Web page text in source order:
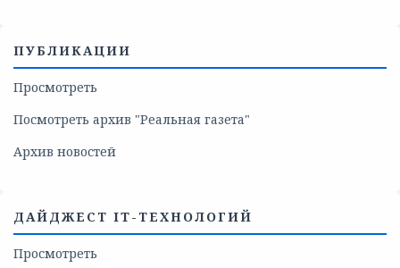
ПУБЛИКАЦИИ
Просмотреть
Посмотреть архив "Реальная газета"
Архив новостей
ДАЙДЖЕСТ IT-ТЕХНОЛОГИЙ
Просмотреть